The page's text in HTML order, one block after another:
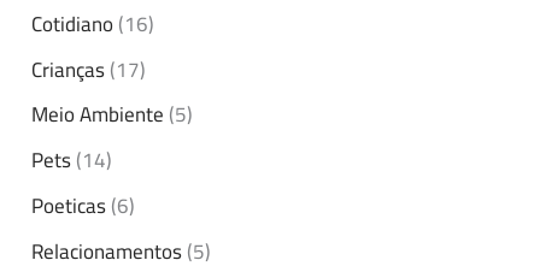
Cotidiano(16)
Crianças(17)
Meio Ambiente(5)
Pets(14)
Poeticas(6)
Relacionamentos(5)